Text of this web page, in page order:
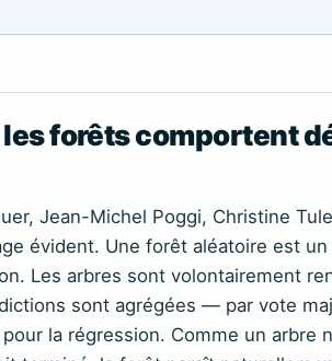
forêts comportent
Jean-Michel Poggi, Christine
évident. Une forêt aléatoire est
Les arbres sont volontairement
sont agrégées — par vote
la régression. Comme un arbre